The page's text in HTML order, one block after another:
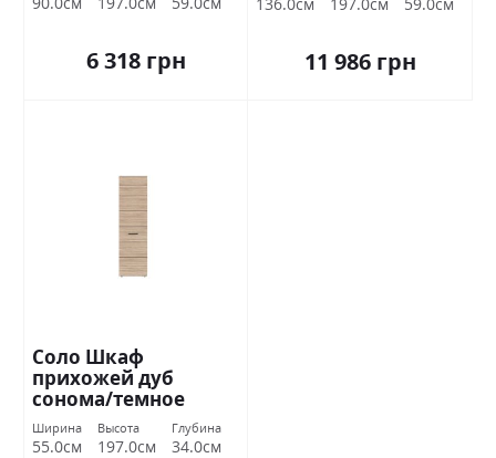
6 318 грн 11 986 грн
Соло Шкаф
прихожей дуб
сонома/темное
венге ВМВ Холдинг
Ширина
55.0см
Высота
197.0см
Глубина
34.0см